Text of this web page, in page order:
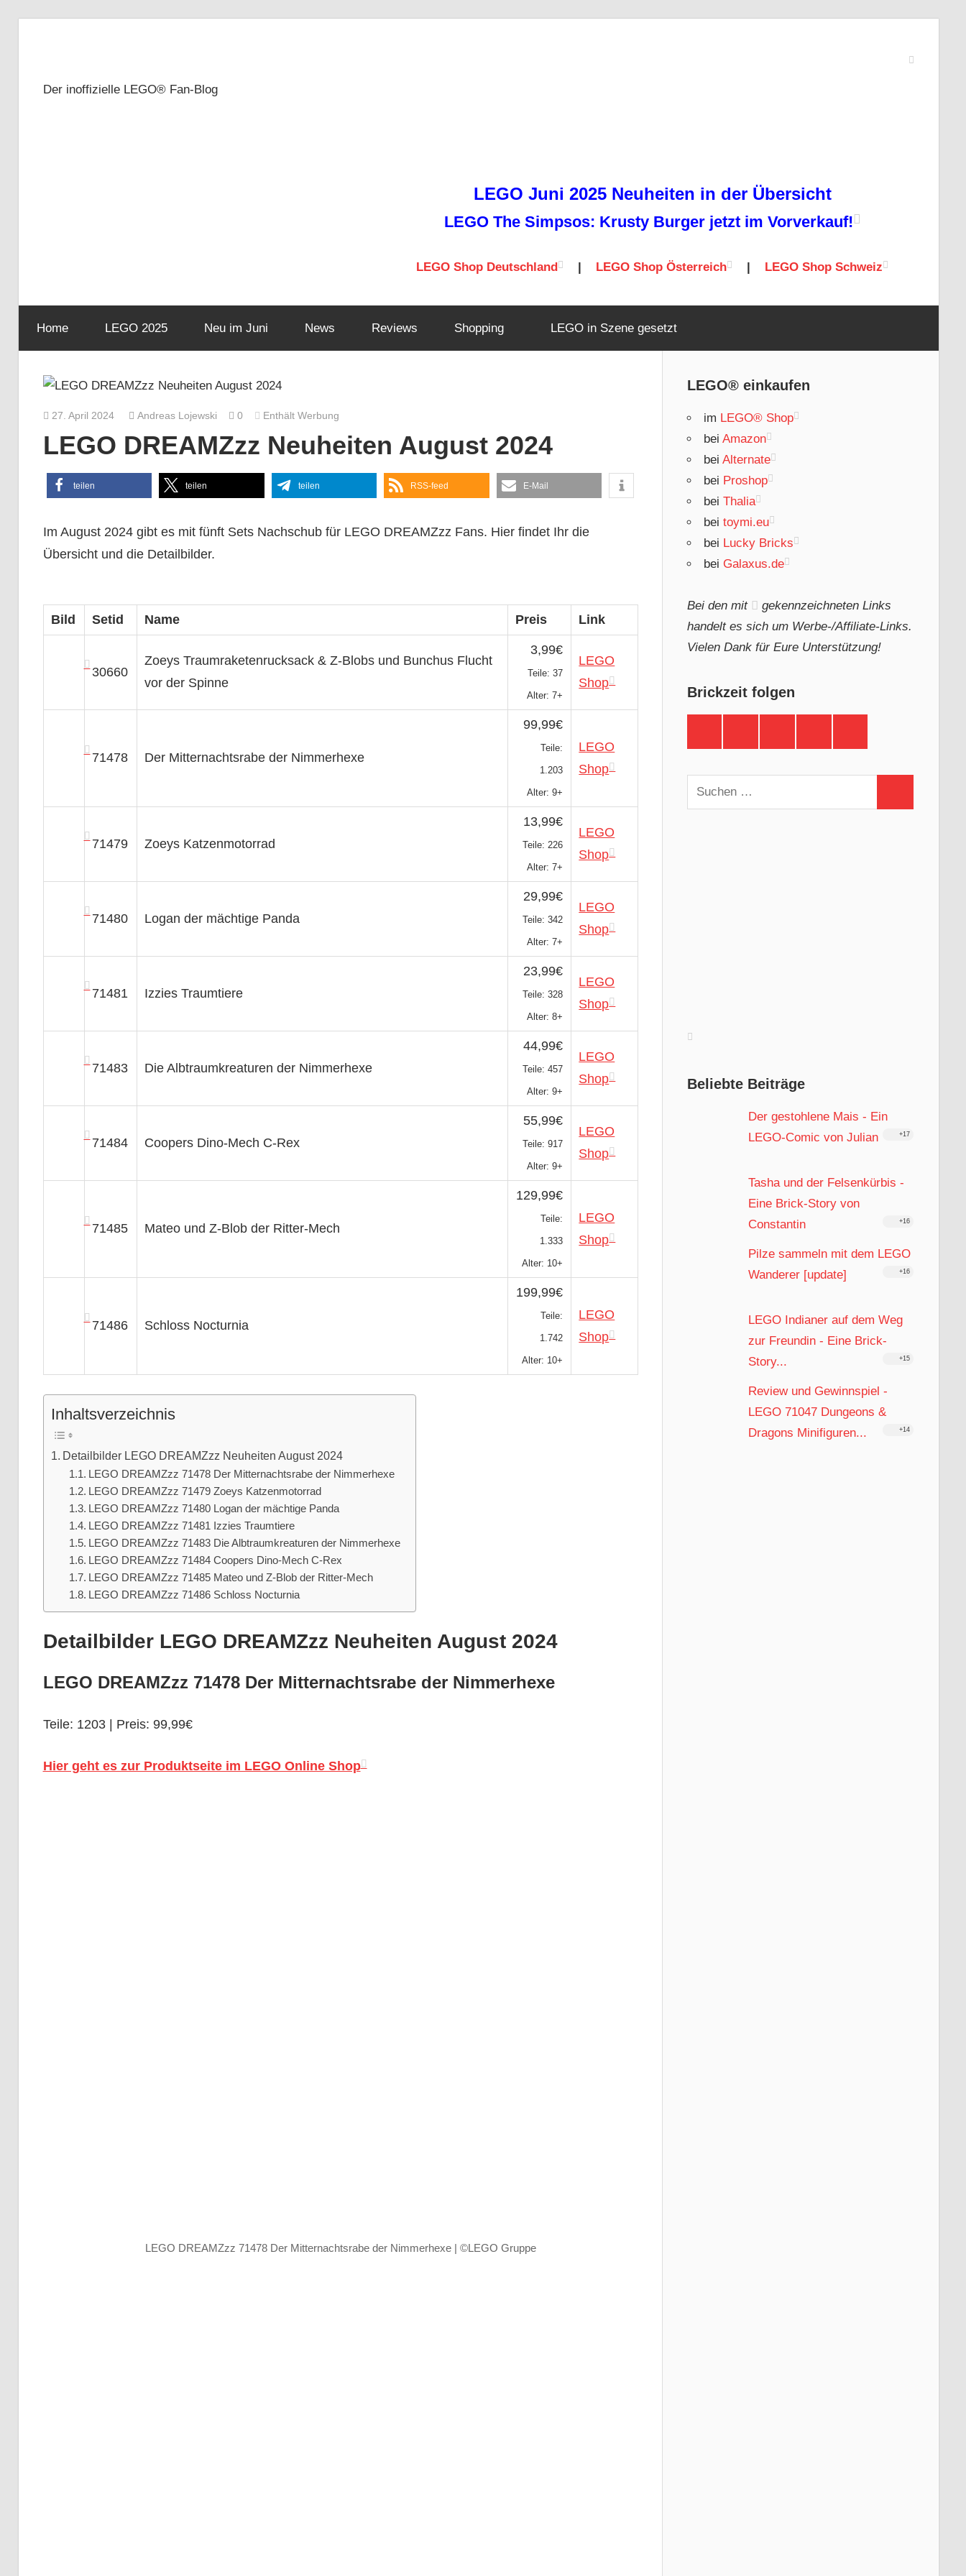
Der inoffizielle LEGO® Fan-Blog
LEGO Juni 2025 Neuheiten in der Übersicht
LEGO The Simpsos: Krusty Burger jetzt im Vorverkauf!
LEGO Shop Deutschland LEGO Shop Österreich LEGO Shop Schweiz
Home LEGO 2025 Neu im Juni News Reviews Shopping LEGO in Szene gesetzt
27. April 2024 Andreas Lojewski 0 Enthält Werbung
LEGO DREAMZzz Neuheiten August 2024
teilen teilen teilen RSS-feed E-Mail
Im August 2024 gibt es mit fünft Sets Nachschub für LEGO DREAMZzz Fans. Hier findet Ihr die
Übersicht und die Detailbilder.
Bild Setid Name Preis Link
30660
Zoeys Traumraketenrucksack & Z-Blobs und Bunchus Flucht
vor der Spinne
3,99€
Teile: 37
Alter: 7+
LEGO
Shop
71478 Der Mitternachtsrabe der Nimmerhexe
99,99€
Teile:
1.203
Alter: 9+
LEGO
Shop
71479 Zoeys Katzenmotorrad
13,99€
Teile: 226
Alter: 7+
LEGO
Shop
71480 Logan der mächtige Panda
29,99€
Teile: 342
Alter: 7+
LEGO
Shop
71481 Izzies Traumtiere
23,99€
Teile: 328
Alter: 8+
LEGO
Shop
71483 Die Albtraumkreaturen der Nimmerhexe
44,99€
Teile: 457
Alter: 9+
LEGO
Shop
71484 Coopers Dino-Mech C-Rex
55,99€
Teile: 917
Alter: 9+
LEGO
Shop
71485 Mateo und Z-Blob der Ritter-Mech
129,99€
Teile:
1.333
Alter: 10+
LEGO
Shop
71486 Schloss Nocturnia
199,99€
Teile:
1.742
Alter: 10+
LEGO
Shop
Inhaltsverzeichnis
Detailbilder LEGO DREAMZzz Neuheiten August 2024
LEGO DREAMZzz 71478 Der Mitternachtsrabe der Nimmerhexe
LEGO DREAMZzz 71479 Zoeys Katzenmotorrad
LEGO DREAMZzz 71480 Logan der mächtige Panda
LEGO DREAMZzz 71481 Izzies Traumtiere
LEGO DREAMZzz 71483 Die Albtraumkreaturen der Nimmerhexe
LEGO DREAMZzz 71484 Coopers Dino-Mech C-Rex
LEGO DREAMZzz 71485 Mateo und Z-Blob der Ritter-Mech
LEGO DREAMZzz 71486 Schloss Nocturnia
Detailbilder LEGO DREAMZzz Neuheiten August 2024
LEGO DREAMZzz 71478 Der Mitternachtsrabe der Nimmerhexe
Teile: 1203 | Preis: 99,99€
Hier geht es zur Produktseite im LEGO Online Shop
LEGO DREAMZzz 71478 Der Mitternachtsrabe der Nimmerhexe | ©LEGO Gruppe
LEGO® einkaufen
im LEGO® Shop
bei Amazon
bei Alternate
bei Proshop
bei Thalia
bei toymi.eu
bei Lucky Bricks
bei Galaxus.de
Bei den mit
gekennzeichneten Links
handelt es sich um Werbe-/Affiliate-Links.
Vielen Dank für Eure Unterstützung!
Brickzeit folgen
Suchen
nach:
Beliebte Beiträge
Der gestohlene Mais - Ein
LEGO-Comic von Julian
+17
Tasha und der Felsenkürbis -
Eine Brick-Story von
Constantin
+16
Pilze sammeln mit dem LEGO
Wanderer [update]
+16
LEGO Indianer auf dem Weg
zur Freundin - Eine Brick-
Story...
+15
Review und Gewinnspiel -
LEGO 71047 Dungeons &
Dragons Minifiguren...
+14